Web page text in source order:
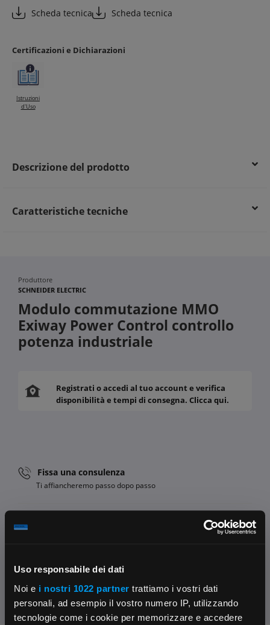
Uso responsabile dei dati
Noi e i nostri 1022 partner trattiamo i vostri dati
personali, ad esempio il vostro numero IP, utilizzando
tecnologie come i cookie per memorizzare e accedere
Scheda tecnica Scheda tecnica
Certificazioni e Dichiarazioni
Istruzioni
d'Uso
Descrizione del prodotto
Caratteristiche tecniche
Produttore
SCHNEIDER ELECTRIC
Modulo commutazione MMO
Exiway Power Control controllo
potenza industriale
Registrati o accedi al tuo account e verifica
disponibilità e tempi di consegna. Clicca qui.
Fissa una consulenza
Ti affiancheremo passo dopo passo